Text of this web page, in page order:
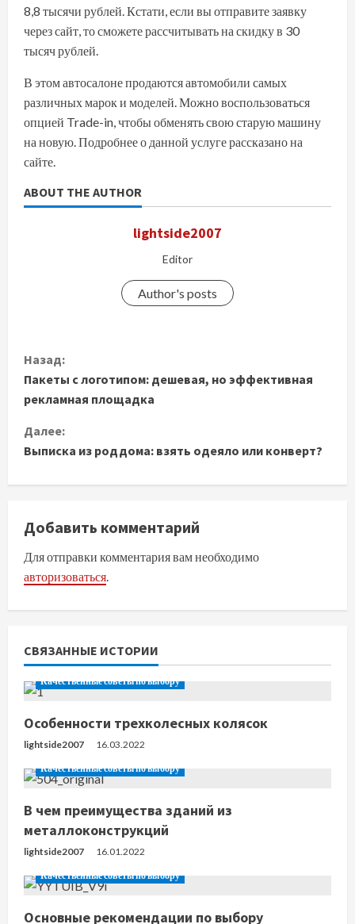
8,8 тысячи рублей. Кстати, если вы отправите заявку
через сайт, то сможете рассчитывать на скидку в 30
тысяч рублей.
В этом автосалоне продаются автомобили самых
различных марок и моделей. Можно воспользоваться
опцией Trade-in, чтобы обменять свою старую машину
на новую. Подробнее о данной услуге рассказано на
сайте.
ABOUT THE AUTHOR
lightside2007
Editor
Author's posts
П
р
о
д
о
л
ж
и
т
ь
ч
т
е
н
и
е
Назад:
Пакеты с логотипом: дешевая, но эффективная
рекламная площадка
Далее:
Выписка из роддома: взять одеяло или конверт?
Добавить комментарий
Для отправки комментария вам необходимо
авторизоваться.
СВЯЗАННЫЕ ИСТОРИИ
Качественные советы по выбору
Особенности трехколесных колясок
lightside2007
16.03.2022
Качественные советы по выбору
В чем преимущества зданий из
металлоконструкций
lightside2007
16.01.2022
Качественные советы по выбору
Основные рекомендации по выбору